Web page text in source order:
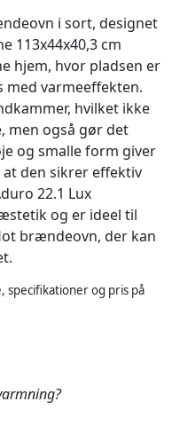
i sort, designet
113x44x40,3 cm
hjem, hvor pladsen er
med varmeeffekten.
hvilket ikke
men også gør det
og smalle form giver
den sikrer effektiv
22.1 Lux
og er ideel til
brændeovn, der kan
specifikationer og pris på